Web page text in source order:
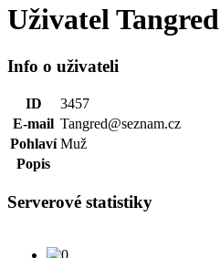
Uživatel Tangred
Info o uživateli
ID
3457
E-mail Tangred@seznam.cz
Pohlaví Muž
Popis
Serverové statistiky